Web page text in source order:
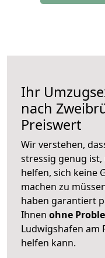
Ihr
nach
Preiswert
Wir verstehen,
stressig genug
helfen, sich keine
machen zu
haben garantiert
Ihnen ohne
Ludwigshafen am
helfen kann.